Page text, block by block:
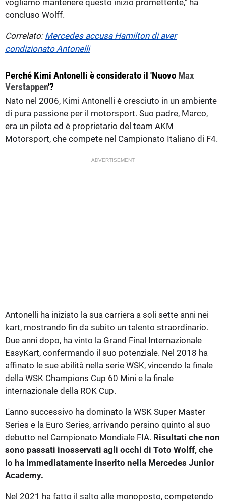
concluso Wolff.
Correlato: Mercedes accusa Hamilton di aver
condizionato Antonelli
Perché Kimi Antonelli è considerato il 'Nuovo Max
Verstappen'?
Nato nel 2006, Kimi Antonelli è cresciuto in un ambiente
di pura passione per il motorsport. Suo padre, Marco,
era un pilota ed è proprietario del team AKM
Motorsport, che compete nel Campionato Italiano di F4.
ADVERTISEMENT
Antonelli ha iniziato la sua carriera a soli sette anni nei
kart, mostrando fin da subito un talento straordinario.
Due anni dopo, ha vinto la Grand Final Internazionale
EasyKart, confermando il suo potenziale. Nel 2018 ha
affinato le sue abilità nella serie WSK, vincendo la finale
della WSK Champions Cup 60 Mini e la finale
internazionale della ROK Cup.
L'anno successivo ha dominato la WSK Super Master
Series e la Euro Series, arrivando persino quinto al suo
debutto nel Campionato Mondiale FIA. Risultati che non
sono passati inosservati agli occhi di Toto Wolff, che
lo ha immediatamente inserito nella Mercedes Junior
Academy.
Nel 2021 ha fatto il salto alle monoposto, competendo